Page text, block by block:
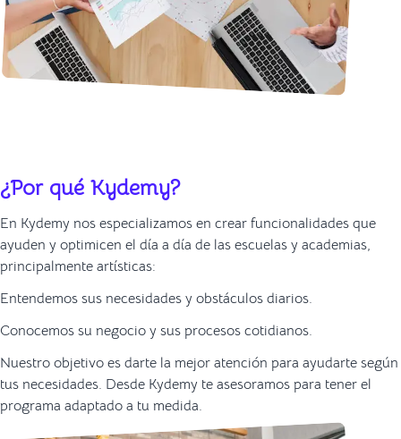
¿Por qué Kydemy?
En Kydemy nos especializamos en crear funcionalidades que
ayuden y optimicen el día a día de las escuelas y academias,
principalmente artísticas:
Entendemos sus necesidades y obstáculos diarios.
Conocemos su negocio y sus procesos cotidianos.
Nuestro objetivo es darte la mejor atención para ayudarte según
tus necesidades. Desde Kydemy te asesoramos para tener el
programa adaptado a tu medida.